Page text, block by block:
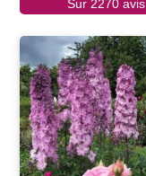
Sur 2270 avis